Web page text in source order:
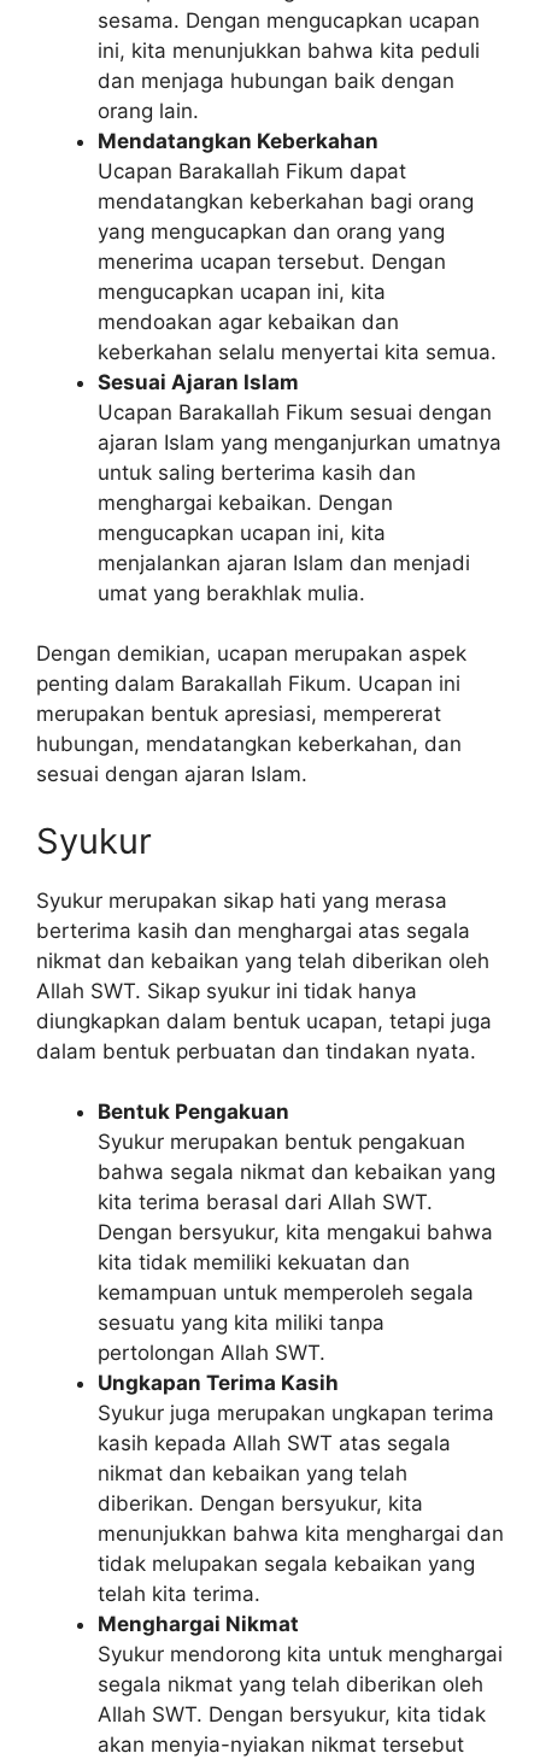
sesama. Dengan mengucapkan ucapan
ini, kita menunjukkan bahwa kita peduli
dan menjaga hubungan baik dengan
orang lain.
Mendatangkan Keberkahan
Ucapan Barakallah Fikum dapat
mendatangkan keberkahan bagi orang
yang mengucapkan dan orang yang
menerima ucapan tersebut. Dengan
mengucapkan ucapan ini, kita
mendoakan agar kebaikan dan
keberkahan selalu menyertai kita semua.
Sesuai Ajaran Islam
Ucapan Barakallah Fikum sesuai dengan
ajaran Islam yang menganjurkan umatnya
untuk saling berterima kasih dan
menghargai kebaikan. Dengan
mengucapkan ucapan ini, kita
menjalankan ajaran Islam dan menjadi
umat yang berakhlak mulia.
Dengan demikian, ucapan merupakan aspek
penting dalam Barakallah Fikum. Ucapan ini
merupakan bentuk apresiasi, mempererat
hubungan, mendatangkan keberkahan, dan
sesuai dengan ajaran Islam.
Syukur
Syukur merupakan sikap hati yang merasa
berterima kasih dan menghargai atas segala
nikmat dan kebaikan yang telah diberikan oleh
Allah SWT. Sikap syukur ini tidak hanya
diungkapkan dalam bentuk ucapan, tetapi juga
dalam bentuk perbuatan dan tindakan nyata.
Bentuk Pengakuan
Syukur merupakan bentuk pengakuan
bahwa segala nikmat dan kebaikan yang
kita terima berasal dari Allah SWT.
Dengan bersyukur, kita mengakui bahwa
kita tidak memiliki kekuatan dan
kemampuan untuk memperoleh segala
sesuatu yang kita miliki tanpa
pertolongan Allah SWT.
Ungkapan Terima Kasih
Syukur juga merupakan ungkapan terima
kasih kepada Allah SWT atas segala
nikmat dan kebaikan yang telah
diberikan. Dengan bersyukur, kita
menunjukkan bahwa kita menghargai dan
tidak melupakan segala kebaikan yang
telah kita terima.
Menghargai Nikmat
Syukur mendorong kita untuk menghargai
segala nikmat yang telah diberikan oleh
Allah SWT. Dengan bersyukur, kita tidak
akan menyia-nyiakan nikmat tersebut